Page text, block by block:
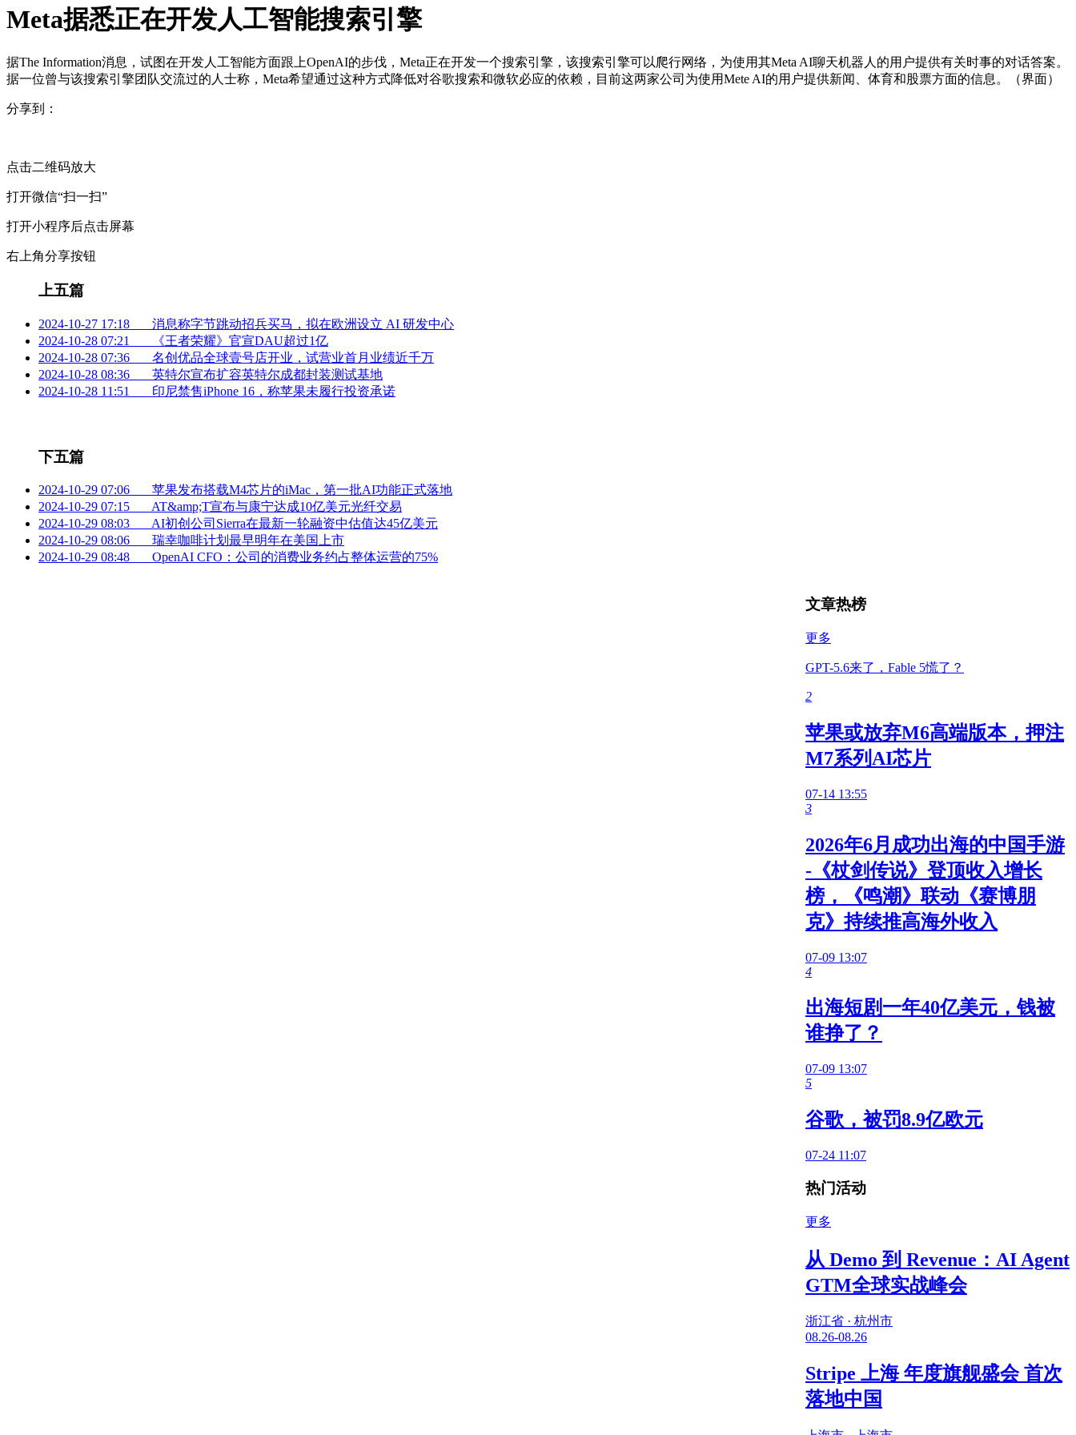
Meta据悉正在开发人工智能搜索引擎
据The Information消息，试图在开发人工智能方面跟上OpenAI的步伐，Meta正在开发一个搜索引擎，该搜索引擎可以爬行网络，为使用其Meta AI聊天机器人的用户提供有关时事的对话答案。
据一位曾与该搜索引擎团队交流过的人士称，Meta希望通过这种方式降低对谷歌搜索和微软必应的依赖，目前这两家公司为使用Mete AI的用户提供新闻、体育和股票方面的信息。（界面）
分享到：
点击二维码放大
打开微信“扫一扫”
打开小程序后点击屏幕
右上角分享按钮
上五篇
2024-10-27 17:18
消息称字节跳动招兵买马，拟在欧洲设立 AI 研发中心
2024-10-28 07:21
《王者荣耀》官宣DAU超过1亿
2024-10-28 07:36
名创优品全球壹号店开业，试营业首月业绩近千万
2024-10-28 08:36
英特尔宣布扩容英特尔成都封装测试基地
2024-10-28 11:51
印尼禁售iPhone 16，称苹果未履行投资承诺
下五篇
2024-10-29 07:06
苹果发布搭载M4芯片的iMac，第一批AI功能正式落地
2024-10-29 07:15
AT&amp;T宣布与康宁达成10亿美元光纤交易
2024-10-29 08:03
AI初创公司Sierra在最新一轮融资中估值达45亿美元
2024-10-29 08:06
瑞幸咖啡计划最早明年在美国上市
2024-10-29 08:48
OpenAI CFO：公司的消费业务约占整体运营的75%
文章热榜
更多
GPT-5.6来了，Fable 5慌了？
2
苹果或放弃M6高端版本，押注
M7系列AI芯片
07-14 13:55
3
2026年6月成功出海的中国手游
-《杖剑传说》登顶收入增长
榜，《鸣潮》联动《赛博朋
克》持续推高海外收入
07-09 13:07
4
出海短剧一年40亿美元，钱被
谁挣了？
07-09 13:07
5
谷歌，被罚8.9亿欧元
07-24 11:07
热门活动
更多
从 Demo 到 Revenue：AI Agent
GTM全球实战峰会
浙江省 · 杭州市
08.26-08.26
Stripe 上海 年度旗舰盛会 首次
落地中国